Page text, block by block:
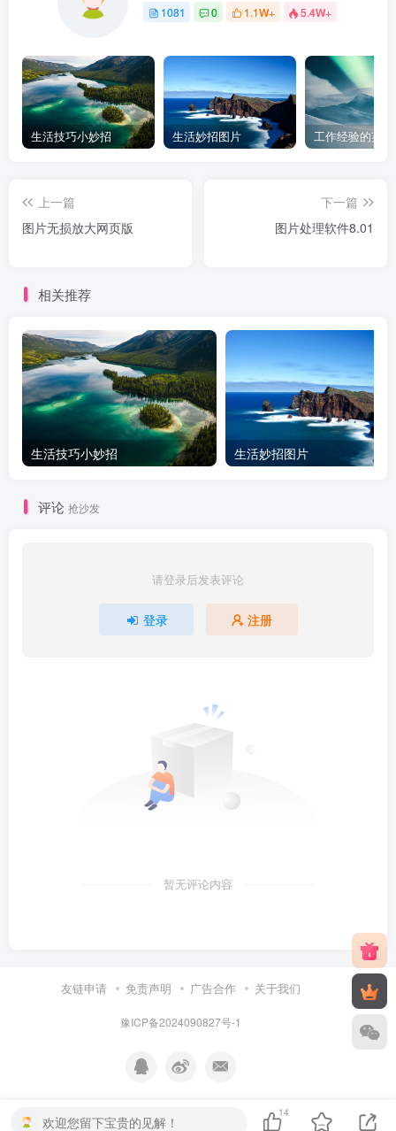
1081 0 1.1W+ 5.4W+
生活技巧小妙招 生活妙招图片 工作经验的英
上一篇
图片无损放大网页版
下一篇
图片处理软件8.01
相关推荐
生活技巧小妙招 生活妙招图片
评论 抢沙发
请登录后发表评论
登录 注册
暂无评论内容
友链申请 免责声明 广告合作 关于我们
豫ICP备2024090827号-1
欢迎您留下宝贵的见解！
14